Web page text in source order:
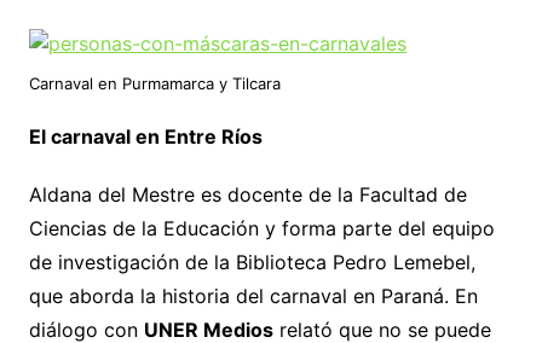
Carnaval en Purmamarca y Tilcara
El carnaval en Entre Ríos
Aldana del Mestre es docente de la Facultad de
Ciencias de la Educación y forma parte del equipo
de investigación de la Biblioteca Pedro Lemebel,
que aborda la historia del carnaval en Paraná. En
diálogo con UNER Mediosrelató que no se puede